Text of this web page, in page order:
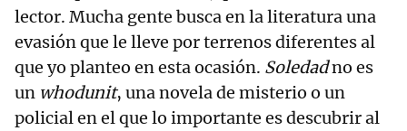
lector. Mucha gente busca en la literatura una
evasión que le lleve por terrenos diferentes al
que yo planteo en esta ocasión. Soledadno es
un whodunit, una novela de misterio o un
policial en el que lo importante es descubrir al